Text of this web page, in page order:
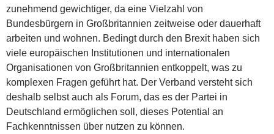
zunehmend gewichtiger, da eine Vielzahl von
Bundesbürgern in Großbritannien zeitweise oder dauerhaft
arbeiten und wohnen. Bedingt durch den Brexit haben sich
viele europäischen Institutionen und internationalen
Organisationen von Großbritannien entkoppelt, was zu
komplexen Fragen geführt hat. Der Verband versteht sich
deshalb selbst auch als Forum, das es der Partei in
Deutschland ermöglichen soll, dieses Potential an
Fachkenntnissen über nutzen zu können.